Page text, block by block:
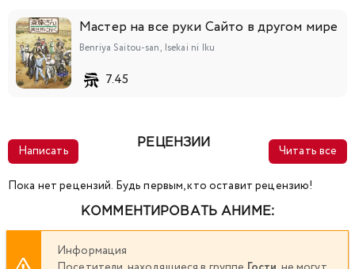
Мастер на все руки Сайто в другом мире
Benriya Saitou-san, Isekai ni Iku
7.45
Написать
РЕЦЕНЗИИ
Читать все
Пока нет рецензий. Будь первым, кто оставит рецензию!
КОММЕНТИРОВАТЬ АНИМЕ:
Информация